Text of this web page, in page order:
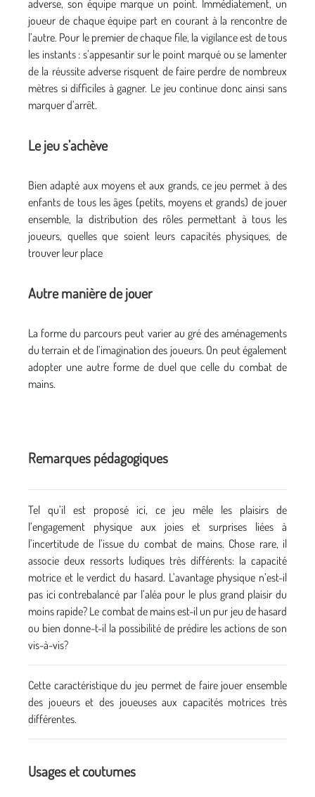
adverse, son équipe marque un point. Immédiatement, un
joueur de chaque équipe part en courant à la rencontre de
l’autre. Pour le premier de chaque file, la vigilance est de tous
les instants : s’appesantir sur le point marqué ou se lamenter
de la réussite adverse risquent de faire perdre de nombreux
mètres si difficiles à gagner. Le jeu continue donc ainsi sans
marquer d’arrêt.
Le jeu s’achève
Bien adapté aux moyens et aux grands, ce jeu permet à des
enfants de tous les âges (petits, moyens et grands) de jouer
ensemble, la distribution des rôles permettant à tous les
joueurs, quelles que soient leurs capacités physiques, de
trouver leur place
Autre manière de jouer
La forme du parcours peut varier au gré des aménagements
du terrain et de l’imagination des joueurs. On peut également
adopter une autre forme de duel que celle du combat de
mains.
Remarques pédagogiques
Tel qu’il est proposé ici, ce jeu mêle les plaisirs de
l’engagement physique aux joies et surprises liées à
l’incertitude de l’issue du combat de mains. Chose rare, il
associe deux ressorts ludiques très différents: la capacité
motrice et le verdict du hasard. L’avantage physique n’est-il
pas ici contrebalancé par l’aléa pour le plus grand plaisir du
moins rapide? Le combat de mains est-il un pur jeu de hasard
ou bien donne-t-il la possibilité de prédire les actions de son
vis-à-vis?
Cette caractéristique du jeu permet de faire jouer ensemble
des joueurs et des joueuses aux capacités motrices très
différentes.
Usages et coutumes